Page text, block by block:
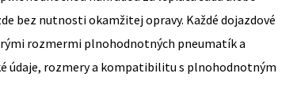
bez nutnosti okamžitej opravy. Každé dojazdové
rozmermi plnohodnotných pneumatík a
údaje, rozmery a kompatibilitu s plnohodnotným